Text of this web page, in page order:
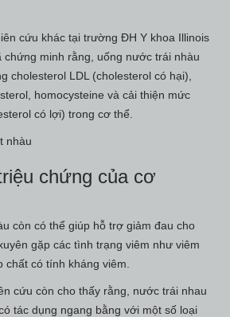
cứu khác tại trường ĐH Y khoa Illinois
chứng minh rằng, uống nước trái nhàu
cholesterol LDL (cholesterol có hại),
homocysteine và cải thiện mức
có lợi) trong cơ thể.
chứng của cơ
còn có thể giúp hỗ trợ giảm đau cho
gặp các tình trạng viêm như viêm
có tính kháng viêm.
cứu còn cho thấy rằng, nước trái nhau
tác dụng ngang bằng với một số loại